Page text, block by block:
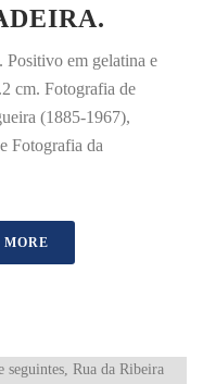
Positivo em gelatina e
cm. Fotografia de
(1885-1967),
Fotografia da
MORE